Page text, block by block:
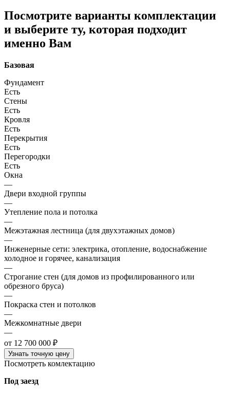
Посмотрите варианты комплектации
и выберите ту, которая подходит
именно Вам
Базовая
Фундамент
Есть
Стены
Есть
Кровля
Есть
Перекрытия
Есть
Перегородки
Есть
Окна
—
Двери входной группы
—
Утепление пола и потолка
—
Межэтажная лестница (для двухэтажных домов)
—
Инженерные сети: электрика, отопление, водоснабжение
холодное и горячее, канализация
—
Строгание стен (для домов из профилированного или
обрезного бруса)
—
Покраска стен и потолков
—
Межкомнатные двери
—
от 12 700 000 ₽
Узнать точную цену
Посмотреть комлектацию
Под заезд